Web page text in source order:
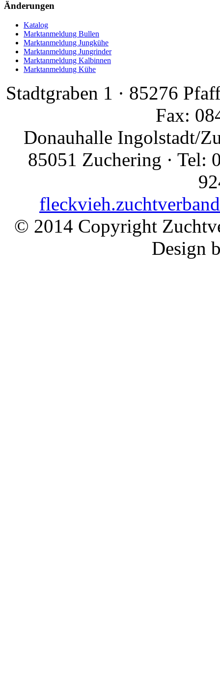
Änderungen
Katalog
Marktanmeldung Bullen
Marktanmeldung Jungkühe
Marktanmeldung Jungrinder
Marktanmeldung Kalbinnen
Marktanmeldung Kühe
Stadtgraben 1 · 85276
Fax:
Donauhalle Ingolstadt/
85051 Zuchering · Tel:
© 2014 Copyright
Design